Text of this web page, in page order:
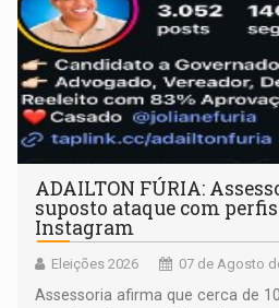
ADAILTON FÚRIA:
suposto ataque com
Instagram
Eleições 2026 07 de Agosto
Assessoria afirma que cerca de